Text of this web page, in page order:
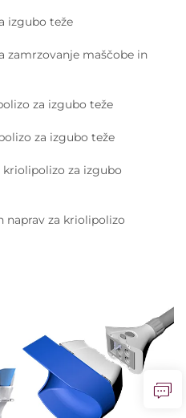
izgubo teže
zamrzovanje maščobe in
za izgubo teže
za izgubo teže
kriolipolizo za izgubo
naprav za kriolipolizo